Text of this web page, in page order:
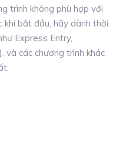
trình không phù hợp với
khi bắt đầu, hãy dành thời
Express Entry,
và các chương trình khác